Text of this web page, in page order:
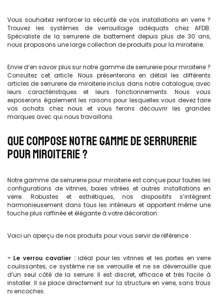
Vous souhaitez renforcer la sécurité de vos installations en verre ?
Trouvez les systèmes de verrouillage adéquats chez AFDB.
Spécialiste de la serrurerie de battement depuis plus de 30 ans,
nous proposons une large collection de produits pour la miroiterie.
Envie d’en savoir plus sur notre gamme de serrurerie pour miroiterie ?
Consultez cet article. Nous présenterons en détail les différents
articles de serrurerie de miroiterie inclus dans notre catalogue, avec
leurs caractéristiques et leurs fonctionnements. Nous vous
exposerons également les raisons pour lesquelles vous devez faire
vos achats chez nous et vous ferons découvrir les grandes
marques avec qui nous travaillons.
QUE COMPOSE NOTRE GAMME DE SERRURERIE
POUR MIROITERIE ?
Notre gamme de serrurerie pour miroiterie est conçue pour toutes les
configurations de vitrines, baies vitrées et autres installations en
verre. Robustes et esthétiques, nos dispositifs s’intègrent
harmonieusement dans tous les intérieurs et apportent même une
touche plus raffinée et élégante à votre décoration.
Voici un aperçu de nos produits pour vous servir de référence :
- Le verrou cavalier :idéal pour les vitrines et les portes en verre
coulissantes, ce système ne se verrouille et ne se déverrouille que
d’un seul côté de la serrure. Il est discret, efficace et très facile à
installer. Il se place directement sur la structure en verre, sans trous
ni encoches.